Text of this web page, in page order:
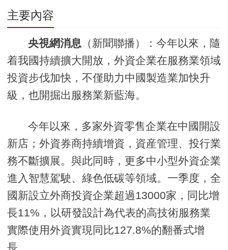
主要內容
央視網消息 （新聞聯播）：今年以來，隨
着我國持續擴大開放，外資企業在服務業領域
投資步伐加快，不僅助力中國製造業加快升
級，也開掘出服務業新藍海。
今年以來，多家外資零售企業在中國開設
新店；外資券商持續增資，資産管理、投行業
務不斷擴展。與此同時，更多中小型外資企業
進入智慧駕駛、綠色低碳等領域。一季度，全
國新設立外商投資企業超過13000家，同比增
長11%，以研發設計為代表的高技術服務業
實際使用外資實現同比127.8%的翻番式增
長。